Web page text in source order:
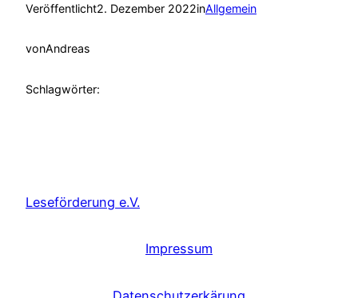
Veröffentlicht2. Dezember 2022inAllgemein
vonAndreas
Schlagwörter:
Leseförderung e.V.
Impressum